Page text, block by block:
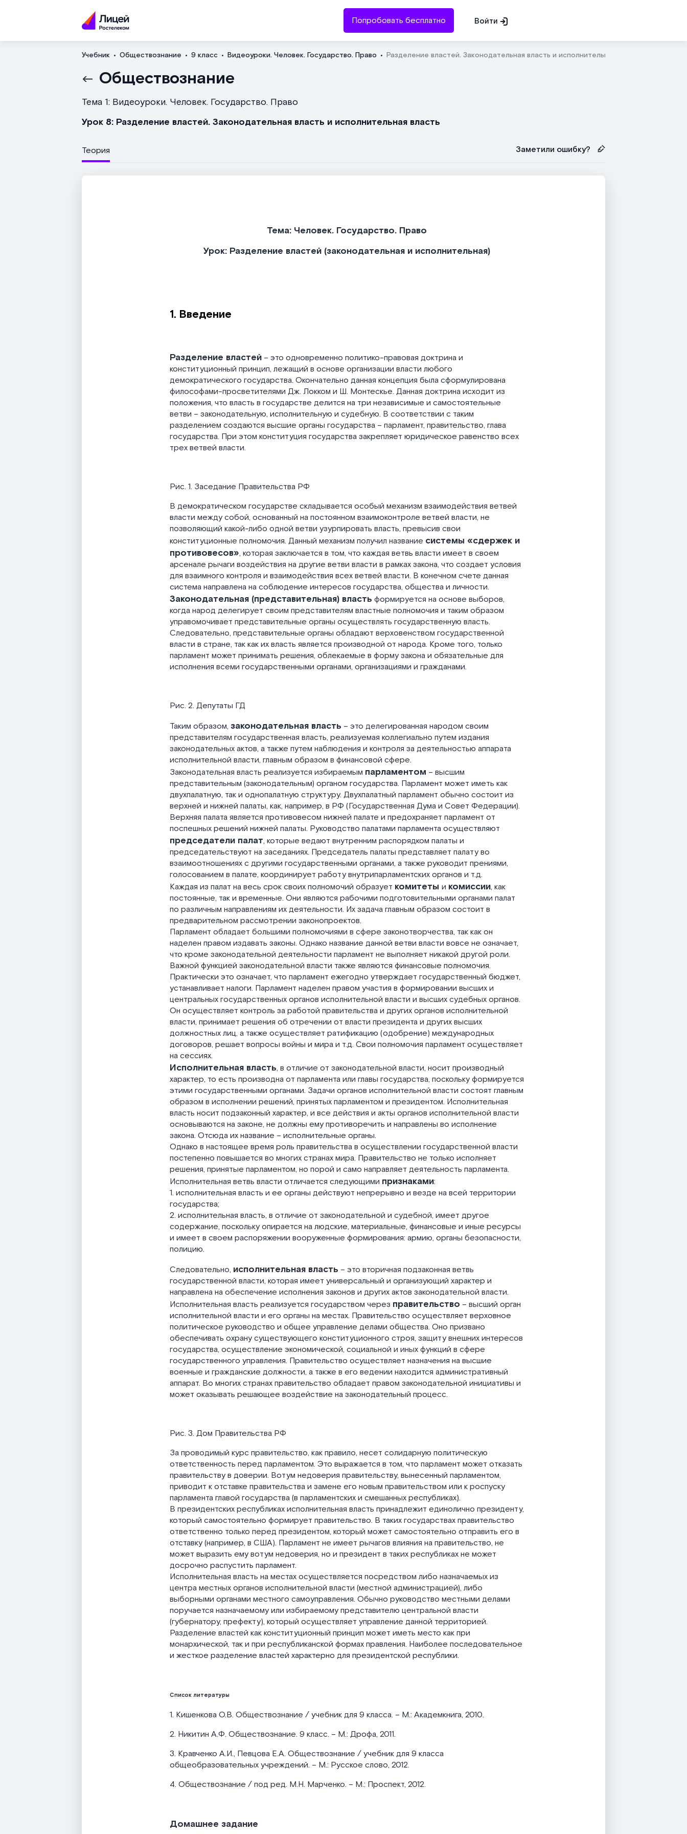
Попробовать бесплатно Войти
Учебник Обществознание 9 класс Видеоуроки. Человек. Государство. Право Разделение властей. Законодательная власть и исполнительная власть
Обществознание
Тема 1: Видеоуроки. Человек. Государство. Право
Урок 8: Разделение властей. Законодательная власть и исполнительная власть
Теория Заметили ошибку?
Тема: Человек. Государство. Право
Урок: Разделение властей (законодательная и исполнительная)
1. Введение
Разделение властей – это одновременно политико-правовая доктрина и
конституционный принцип, лежащий в основе организации власти любого
демократического государства. Окончательно данная концепция была сформулирована
философами-просветителями Дж. Локком и Ш. Монтескье. Данная доктрина исходит из
положения, что власть в государстве делится на три независимые и самостоятельные
ветви – законодательную, исполнительную и судебную. В соответствии с таким
разделением создаются высшие органы государства – парламент, правительство, глава
государства. При этом конституция государства закрепляет юридическое равенство всех
трех ветвей власти.
Рис. 1. Заседание Правительства РФ
В демократическом государстве складывается особый механизм взаимодействия ветвей
власти между собой, основанный на постоянном взаимоконтроле ветвей власти, не
позволяющий какой-либо одной ветви узурпировать власть, превысив свои
конституционные полномочия. Данный механизм получил название системы «сдержек и
противовесов», которая заключается в том, что каждая ветвь власти имеет в своем
арсенале рычаги воздействия на другие ветви власти в рамках закона, что создает условия
для взаимного контроля и взаимодействия всех ветвей власти. В конечном счете данная
система направлена на соблюдение интересов государства, общества и личности.
Законодательная (представительная) власть формируется на основе выборов,
когда народ делегирует своим представителям властные полномочия и таким образом
управомочивает представительные органы осуществлять государственную власть.
Следовательно, представительные органы обладают верховенством государственной
власти в стране, так как их власть является производной от народа. Кроме того, только
парламент может принимать решения, облекаемые в форму закона и обязательные для
исполнения всеми государственными органами, организациями и гражданами.
Рис. 2. Депутаты ГД
Таким образом, законодательная власть – это делегированная народом своим
представителям государственная власть, реализуемая коллегиально путем издания
законодательных актов, а также путем наблюдения и контроля за деятельностью аппарата
исполнительной власти, главным образом в финансовой сфере.
Законодательная власть реализуется избираемым парламентом – высшим
представительным (законодательным) органом государства. Парламент может иметь как
двухпалатную, так и однопалатную структуру. Двухпалатный парламент обычно состоит из
верхней и нижней палаты, как, например, в РФ (Государственная Дума и Совет Федерации).
Верхняя палата является противовесом нижней палате и предохраняет парламент от
поспешных решений нижней палаты. Руководство палатами парламента осуществляют
председатели палат, которые ведают внутренним распорядком палаты и
председательствуют на заседаниях. Председатель палаты представляет палату во
взаимоотношениях с другими государственными органами, а также руководит прениями,
голосованием в палате, координирует работу внутрипарламентских органов и т.д.
Каждая из палат на весь срок своих полномочий образует комитеты и комиссии, как
постоянные, так и временные. Они являются рабочими подготовительными органами палат
по различным направлениям их деятельности. Их задача главным образом состоит в
предварительном рассмотрении законопроектов.
Парламент обладает большими полномочиями в сфере законотворчества, так как он
наделен правом издавать законы. Однако название данной ветви власти вовсе не означает,
что кроме законодательной деятельности парламент не выполняет никакой другой роли.
Важной функцией законодательной власти также являются финансовые полномочия.
Практически это означает, что парламент ежегодно утверждает государственный бюджет,
устанавливает налоги. Парламент наделен правом участия в формировании высших и
центральных государственных органов исполнительной власти и высших судебных органов.
Он осуществляет контроль за работой правительства и других органов исполнительной
власти, принимает решения об отречении от власти президента и других высших
должностных лиц, а также осуществляет ратификацию (одобрение) международных
договоров, решает вопросы войны и мира и т.д. Свои полномочия парламент осуществляет
на сессиях.
Исполнительная власть, в отличие от законодательной власти, носит производный
характер, то есть производна от парламента или главы государства, поскольку формируется
этими государственными органами. Задачи органов исполнительной власти состоят главным
образом в исполнении решений, принятых парламентом и президентом. Исполнительная
власть носит подзаконный характер, и все действия и акты органов исполнительной власти
основываются на законе, не должны ему противоречить и направлены во исполнение
закона. Отсюда их название – исполнительные органы.
Однако в настоящее время роль правительства в осуществлении государственной власти
постепенно повышается во многих странах мира. Правительство не только исполняет
решения, принятые парламентом, но порой и само направляет деятельность парламента.
Исполнительная ветвь власти отличается следующими признаками:
1. исполнительная власть и ее органы действуют непрерывно и везде на всей территории
государства;
2. исполнительная власть, в отличие от законодательной и судебной, имеет другое
содержание, поскольку опирается на людские, материальные, финансовые и иные ресурсы
и имеет в своем распоряжении вооруженные формирования: армию, органы безопасности,
полицию.
Следовательно, исполнительная власть – это вторичная подзаконная ветвь
государственной власти, которая имеет универсальный и организующий характер и
направлена на обеспечение исполнения законов и других актов законодательной власти.
Исполнительная власть реализуется государством через правительство – высший орган
исполнительной власти и его органы на местах. Правительство осуществляет верховное
политическое руководство и общее управление делами общества. Оно призвано
обеспечивать охрану существующего конституционного строя, защиту внешних интересов
государства, осуществление экономической, социальной и иных функций в сфере
государственного управления. Правительство осуществляет назначения на высшие
военные и гражданские должности, а также в его ведении находится административный
аппарат. Во многих странах правительство обладает правом законодательной инициативы и
может оказывать решающее воздействие на законодательный процесс.
Рис. 3. Дом Правительства РФ
За проводимый курс правительство, как правило, несет солидарную политическую
ответственность перед парламентом. Это выражается в том, что парламент может отказать
правительству в доверии. Вотум недоверия правительству, вынесенный парламентом,
приводит к отставке правительства и замене его новым правительством или к роспуску
парламента главой государства (в парламентских и смешанных республиках).
В президентских республиках исполнительная власть принадлежит единолично президенту,
который самостоятельно формирует правительство. В таких государствах правительство
ответственно только перед президентом, который может самостоятельно отправить его в
отставку (например, в США). Парламент не имеет рычагов влияния на правительство, не
может выразить ему вотум недоверия, но и президент в таких республиках не может
досрочно распустить парламент.
Исполнительная власть на местах осуществляется посредством либо назначаемых из
центра местных органов исполнительной власти (местной администрацией), либо
выборными органами местного самоуправления. Обычно руководство местными делами
поручается назначаемому или избираемому представителю центральной власти
(губернатору, префекту), который осуществляет управление данной территорией.
Разделение властей как конституционный принцип может иметь место как при
монархической, так и при республиканской формах правления. Наиболее последовательное
и жесткое разделение властей характерно для президентской республики.
Список литературы
1. Кишенкова О.В. Обществознание / учебник для 9 класса. – М.: Академкнига, 2010.
2. Никитин А.Ф. Обществознание. 9 класс. – М.: Дрофа, 2011.
3. Кравченко А.И., Певцова Е.А. Обществознание / учебник для 9 класса
общеобразовательных учреждений. – М.: Русское слово, 2012.
4. Обществознание / под ред. М.Н. Марченко. – М.: Проспект, 2012.
Домашнее задание